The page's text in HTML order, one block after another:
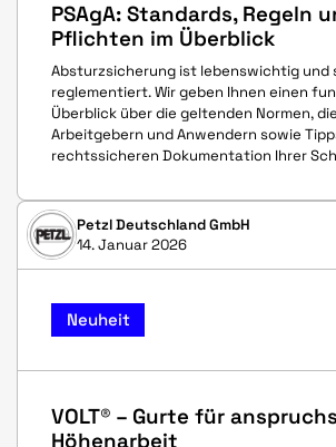
PSAgA: Standards, Regeln
Pflichten im Überblick
Absturzsicherung ist lebenswichtig und
reglementiert. Wir geben Ihnen einen
Überblick über die geltenden Normen,
Arbeitgebern und Anwendern sowie
rechtssicheren Dokumentation Ihrer
Petzl Deutschland GmbH
14. Januar 2026
Neuheit
VOLT® – Gurte für
Höhenarbeit